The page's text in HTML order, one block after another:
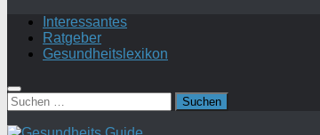
Interessantes
Ratgeber
Gesundheitslexikon
Suchen
nach: